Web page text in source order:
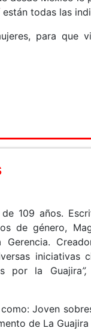
todas las
para que
109 años.
de género,
Gerencia.
iniciativas
por la Guajira
Joven
de La